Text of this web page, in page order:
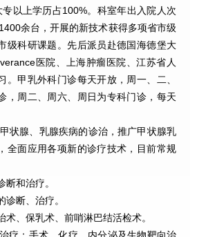
以上学历占100%。科室年出入院人次
余台，开展的新技术获得多项省市级
级科研课题。先后派员赴德国海德堡大
医院、上海肿瘤医院、江苏省人
。甲乳外科门诊每天开放，周一、二、
，周二、周六、周日为专科门诊，每天
腺、乳腺疾病的诊治，推广甲状腺乳
全面应用各项新的诊疗技术，目前常规
和治疗。
断、治疗。
保乳术、前哨淋巴结活检术。